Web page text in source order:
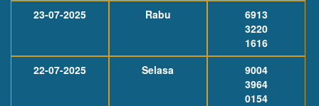
23-07-2025
Rabu
6913
3220
1616
22-07-2025
Selasa
9004
3964
0154